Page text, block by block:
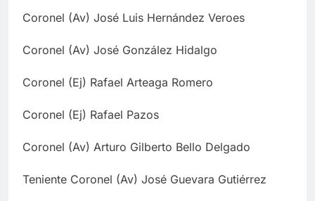
Coronel (Av) José Luis Hernández Veroes
Coronel (Av) José González Hidalgo
Coronel (Ej) Rafael Arteaga Romero
Coronel (Ej) Rafael Pazos
Coronel (Av) Arturo Gilberto Bello Delgado
Teniente Coronel (Av) José Guevara Gutiérrez